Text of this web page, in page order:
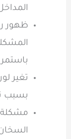
ظهور
تغير
بسبب